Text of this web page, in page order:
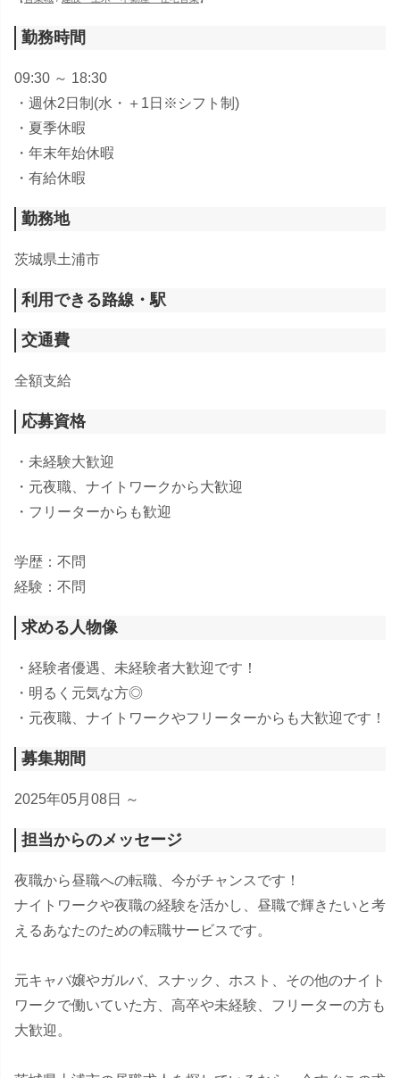
勤務時間
09:30 ～ 18:30
・週休2日制(水・＋1日※シフト制)
・夏季休暇
・年末年始休暇
・有給休暇
勤務地
茨城県土浦市
利用できる路線・駅
交通費
​全額支給
応募資格
・未経験大歓迎
・元夜職、ナイトワークから大歓迎
・フリーターからも歓迎
学歴：不問
経験：不問
求める人物像
・経験者優遇、未経験者大歓迎です！
・明るく元気な方◎
・元夜職、ナイトワークやフリーターからも大歓迎です！
募集期間
2025年05月08日 ～
担当からのメッセージ
夜職から昼職への転職、今がチャンスです！
ナイトワークや夜職の経験を活かし、昼職で輝きたいと考
えるあなたのための転職サービスです。
元キャバ嬢やガルバ、スナック、ホスト、その他のナイト
ワークで働いていた方、高卒や未経験、フリーターの方も
大歓迎。